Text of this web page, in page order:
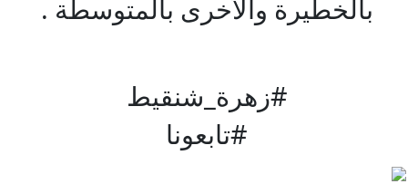
بالخطيرة والأخرى بالمتوسطة .
#زهرة_شنقيط
#تابعونا